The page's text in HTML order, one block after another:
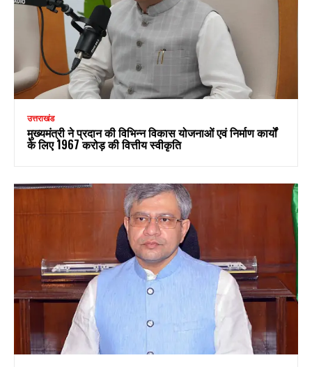
उत्तराखंड
मुख्यमंत्री ने प्रदान की विभिन्न विकास योजनाओं एवं निर्माण कार्यों
के लिए ₹1967 करोड़ की वित्तीय स्वीकृति